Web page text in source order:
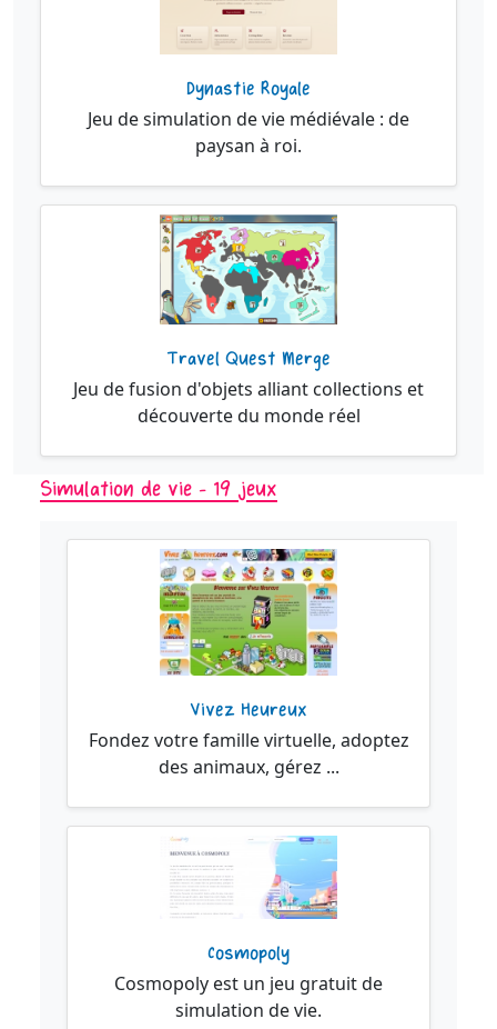
Dynastie Royale
Jeu de simulation de vie médiévale : de
paysan à roi.
Travel Quest Merge
Jeu de fusion d'objets alliant collections et
découverte du monde réel
Simulation de vie - 19 jeux
Vivez Heureux
Fondez votre famille virtuelle, adoptez
des animaux, gérez ...
Cosmopoly
Cosmopoly est un jeu gratuit de
simulation de vie.